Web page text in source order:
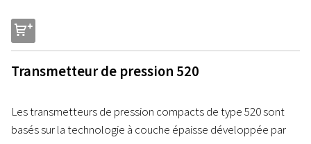
s
Transmetteur de pression 520
Les transmetteurs de pression compacts de type 520 sont
basés sur la technologie à couche épaisse développée par